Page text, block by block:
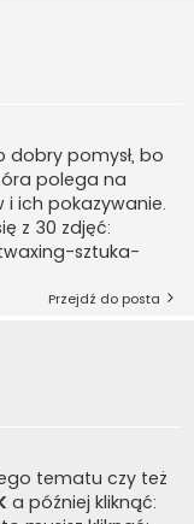
pomysł, bo
polega na
ich pokazywanie.
z 30 zdjęć:
sztuka-
Przejdź do posta
tematu czy też
a później kliknąć: